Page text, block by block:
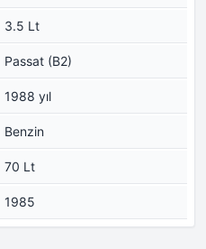
3.5 Lt
Passat (B2)
1988 yıl
Benzin
70 Lt
1985